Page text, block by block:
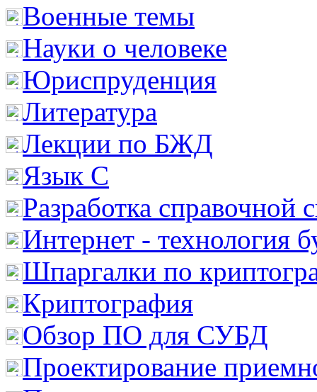
Военные темы
Науки о человеке
Юриспруденция
Литература
Лекции по БЖД
Язык С
Разработка справочной
Интернет - технология
Шпаргалки по
Криптография
Обзор ПО для СУБД
Проектирование